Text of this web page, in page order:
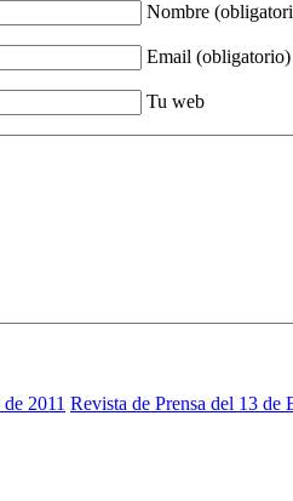
Nombre
Email
Tu web
2011 Revista de Prensa del 13 de